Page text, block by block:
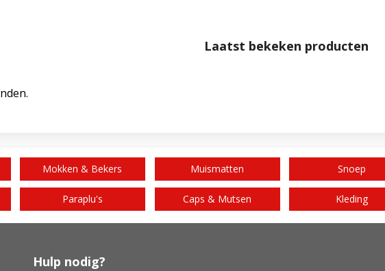
Laatst bekeken producten
Mokken & Bekers Muismatten Snoep
Paraplu's Caps & Mutsen Kleding
Hulp nodig?